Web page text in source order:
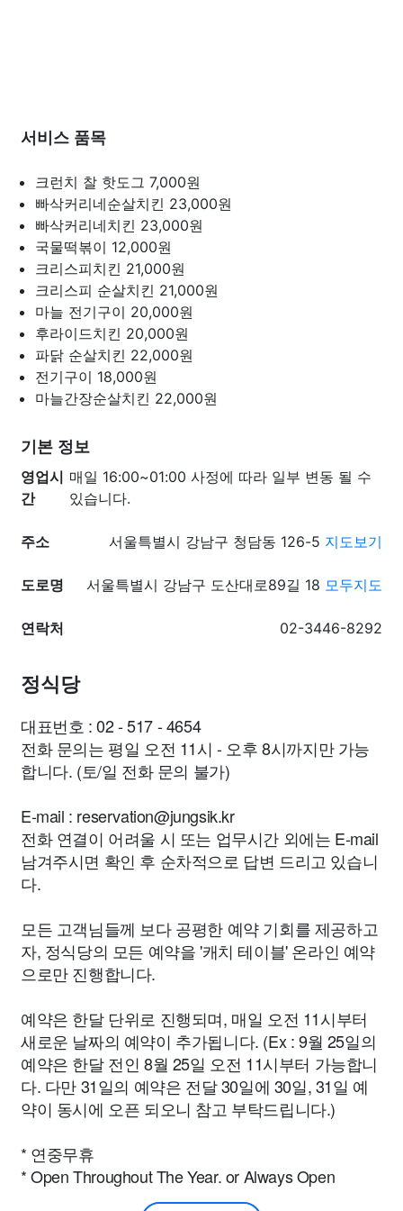
서비스 품목
크런치 찰 핫도그 7,000원
빠삭커리네순살치킨 23,000원
빠삭커리네치킨 23,000원
국물떡볶이 12,000원
크리스피치킨 21,000원
크리스피 순살치킨 21,000원
마늘 전기구이 20,000원
후라이드치킨 20,000원
파닭 순살치킨 22,000원
전기구이 18,000원
마늘간장순살치킨 22,000원
기본 정보
영업시
간
매일 16:00~01:00 사정에 따라 일부 변동 될 수
있습니다.
주소 서울특별시 강남구 청담동 126-5 지도보기
도로명 서울특별시 강남구 도산대로89길 18 모두지도
연락처 02-3446-8292
정식당
대표번호 : 02 - 517 - 4654
전화 문의는 평일 오전 11시 - 오후 8시까지만 가능
합니다. (토/일 전화 문의 불가)
E-mail : reservation@jungsik.kr
전화 연결이 어려울 시 또는 업무시간 외에는 E-mail
남겨주시면 확인 후 순차적으로 답변 드리고 있습니
다.
모든 고객님들께 보다 공평한 예약 기회를 제공하고
자, 정식당의 모든 예약을 '캐치 테이블' 온라인 예약
으로만 진행합니다.
예약은 한달 단위로 진행되며, 매일 오전 11시부터
새로운 날짜의 예약이 추가됩니다. (Ex : 9월 25일의
예약은 한달 전인 8월 25일 오전 11시부터 가능합니
다. 다만 31일의 예약은 전달 30일에 30일, 31일 예
약이 동시에 오픈 되오니 참고 부탁드립니다.)
* 연중무휴
* Open Throughout The Year. or Always Open